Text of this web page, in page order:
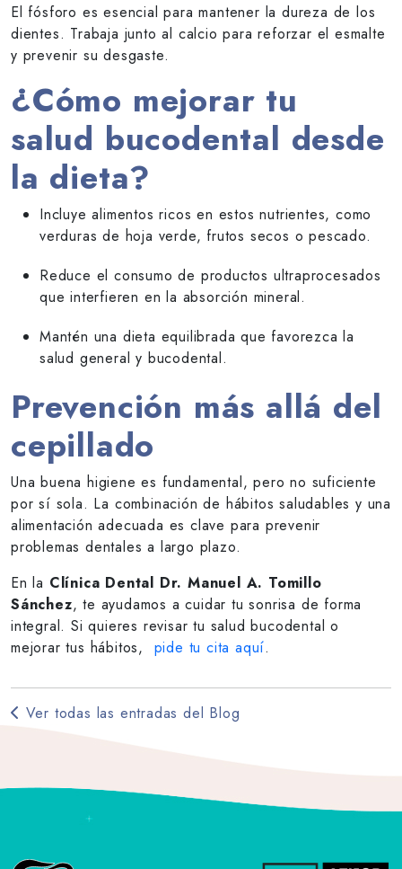
El fósforo es esencial para mantener la dureza de los
dientes. Trabaja junto al calcio para reforzar el esmalte
y prevenir su desgaste.
¿Cómo mejorar tu
salud bucodental desde
la dieta?
Incluye alimentos ricos en estos nutrientes, como
verduras de hoja verde, frutos secos o pescado.
Reduce el consumo de productos ultraprocesados
que interfieren en la absorción mineral.
Mantén una dieta equilibrada que favorezca la
salud general y bucodental.
Prevención más allá del
cepillado
Una buena higiene es fundamental, pero no suficiente
por sí sola. La combinación de hábitos saludables y una
alimentación adecuada es clave para prevenir
problemas dentales a largo plazo.
En la Clínica Dental Dr. Manuel A. Tomillo
Sánchez, te ayudamos a cuidar tu sonrisa de forma
integral. Si quieres revisar tu salud bucodental o
mejorar tus hábitos, pide tu cita aquí.
Ver todas las entradas del Blog